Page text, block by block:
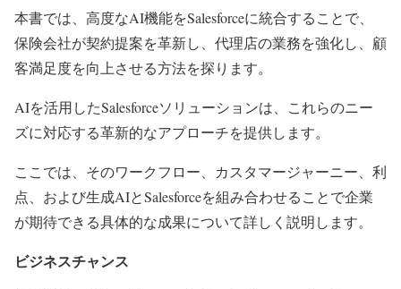
本書では、高度なAI機能をSalesforceに統合することで、
保険会社が契約提案を革新し、代理店の業務を強化し、顧
客満足度を向上させる方法を探ります。
AIを活用したSalesforceソリューションは、これらのニー
ズに対応する革新的なアプローチを提供します。
ここでは、そのワークフロー、カスタマージャーニー、利
点、および生成AIとSalesforceを組み合わせることで企業
が期待できる具体的な成果について詳しく説明します。
ビジネスチャンス